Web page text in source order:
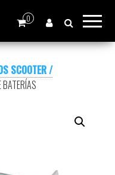
0
SCOOTER /